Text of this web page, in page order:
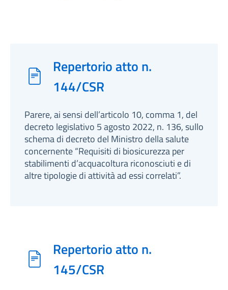
Repertorio atto n.
144/CSR
Parere, ai sensi dell’articolo 10, comma 1, del
decreto legislativo 5 agosto 2022, n. 136, sullo
schema di decreto del Ministro della salute
concernente “Requisiti di biosicurezza per
stabilimenti d’acquacoltura riconosciuti e di
altre tipologie di attività ad essi correlati”.
Repertorio atto n.
145/CSR